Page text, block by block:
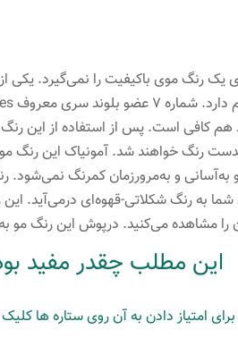
یک رنگ موی باکیفیت را نمی‌گیرد.
کافی است. پس از استفاده از این
موهای شما به‌صورت یکدست رنگ خواهند شد.
به رنگ شکلاتی-قهوه‌ای درمی‌آید.
مشاهده می‌کنید. درپوش این رنگ مو
این مطلب چقدر مفید
برای امتیاز دادن به آن روی ستاره ها